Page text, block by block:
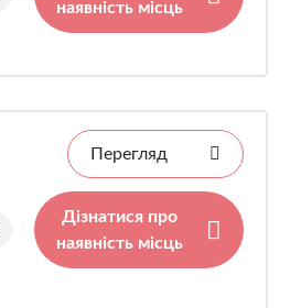
наявність місць
Перегляд
Дізнатися про
наявність місць